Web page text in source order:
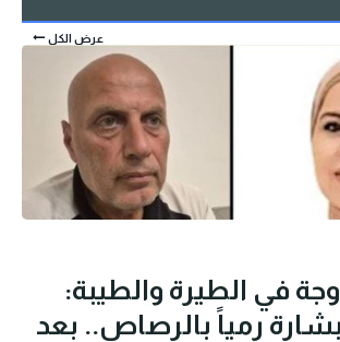
عرض الكل
في الطيرة والطيبة:
رمياً بالرصاص.. بعد